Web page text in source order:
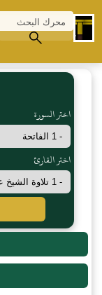
اختر السورة
اختر القارئ